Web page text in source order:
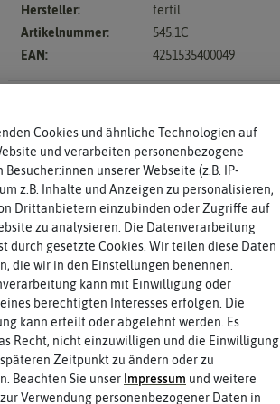
Hersteller:
fertil
Artikelnummer:
545.1C
EAN:
4251535400049
Inhalt
2552 StückWie viel ist enthalten
Cookies und ähnliche Technologien auf
und verarbeiten personenbezogene
Besucher:innen unserer Webseite (z.B. IP-
z.B. Inhalte und Anzeigen zu personalisieren,
Drittanbietern einzubinden oder Zugriffe auf
zu analysieren. Die Datenverarbeitung
durch gesetzte Cookies. Wir teilen diese Daten
die wir in den Einstellungen benennen.
kann mit Einwilligung oder
berechtigten Interesses erfolgen. Die
kann erteilt oder abgelehnt werden. Es
Recht, nicht einzuwilligen und die Einwilligung
Zeitpunkt zu ändern oder zu
Beachten Sie unser Impressum und weitere
Verwendung personenbezogener Daten in